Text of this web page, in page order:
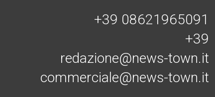
+39 08621965091
+39
redazione@news-town.it
commerciale@news-town.it